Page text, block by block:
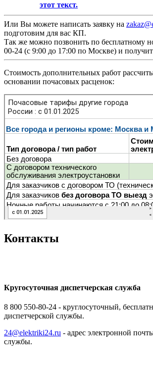
этот текст.
Или Вы можете написать заявку на
подготовим для вас КП.
Так же можно позвонить по бесплатному
00-24 (с 9:00 до 17:00 по Москве) и
Стоимость дополнительных работ
основании почасовых расценок:
Контакты
Кругосуточная диспетчерская служба
8 800 550-80-24 - круглосуточный,
диспетчерской службы.
24@elektriki24.ru - адрес электронной
службы.